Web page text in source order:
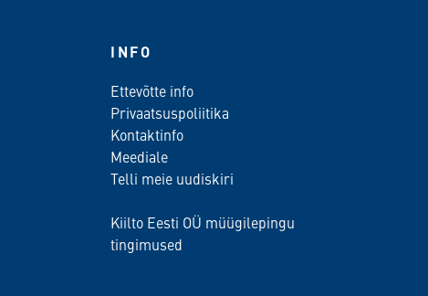
INFO
Ettevõtte info
Privaatsuspoliitika
Kontaktinfo
Meediale
Telli meie uudiskiri
Kiilto Eesti OÜ müügilepingu
tingimused